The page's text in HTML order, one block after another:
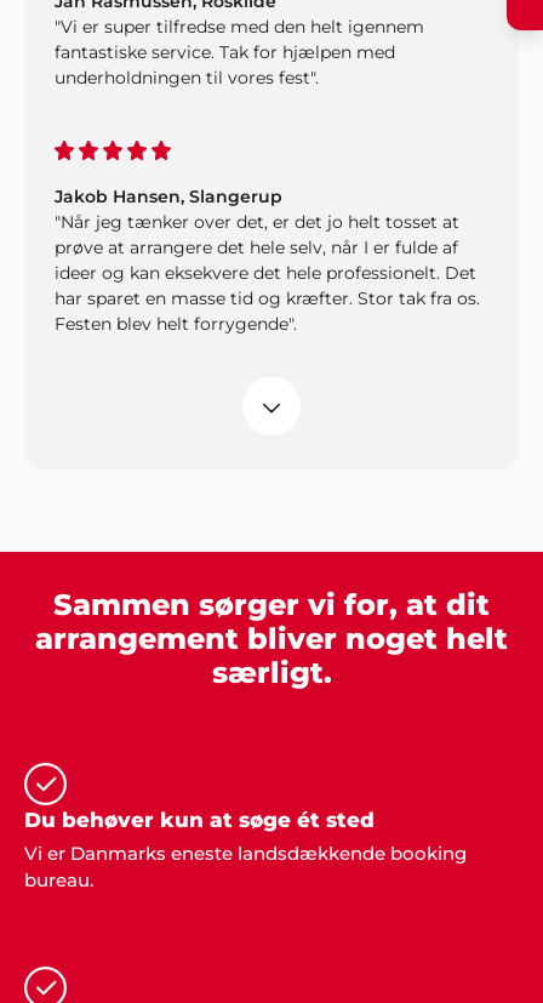
"Vi er super tilfredse med den helt igennem
fantastiske service. Tak for hjælpen med
underholdningen til vores fest".
Jakob Hansen, Slangerup
"Når jeg tænker over det, er det jo helt tosset at
prøve at arrangere det hele selv, når I er fulde af
ideer og kan eksekvere det hele professionelt. Det
har sparet en masse tid og kræfter. Stor tak fra os.
Festen blev helt forrygende".
Showbizz Danmark for gode input og vejledning,
det havde jeg ikke selv fundet ud af og oplevelsen
var mega fed!"
"Fantastisk arrangement vi fik stablet på benene
Sammen sørger vi for, at dit
arrangement bliver noget helt
særligt.
Du behøver kun at søge ét sted
Vi er Danmarks eneste landsdækkende booking
bureau.